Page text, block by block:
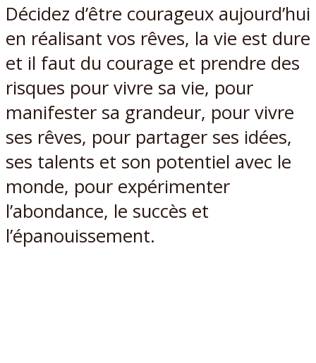
Décidez d’être courageux aujourd’hui
en réalisant vos rêves, la vie est dure
et il faut du courage et prendre des
risques pour vivre sa vie, pour
manifester sa grandeur, pour vivre
ses rêves, pour partager ses idées,
ses talents et son potentiel avec le
monde, pour expérimenter
l’abondance, le succès et
l’épanouissement.